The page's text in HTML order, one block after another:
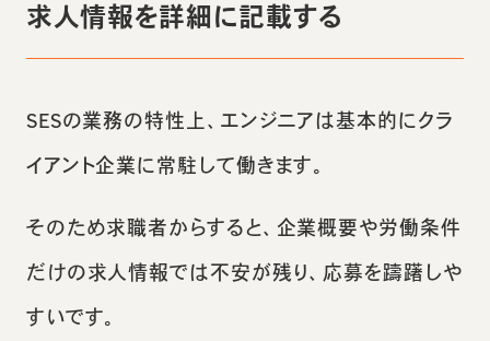
求人情報を詳細に記載する
SESの業務の特性上、エンジニアは基本的にクラ
イアント企業に常駐して働きます。
そのため求職者からすると、企業概要や労働条件
だけの求人情報では不安が残り、応募を躊躇しや
すいです。